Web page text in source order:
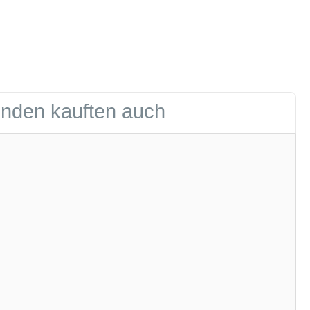
kauften auch